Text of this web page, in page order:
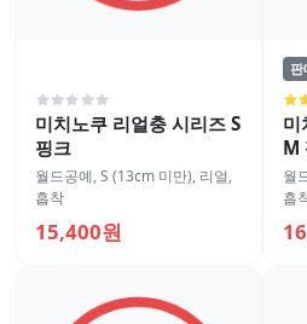
미치노쿠 리얼충 시리즈 S
핑크
월드공예,S (13cm 미만), 리얼,
흡착
15,400원
판
미
M
월
흡